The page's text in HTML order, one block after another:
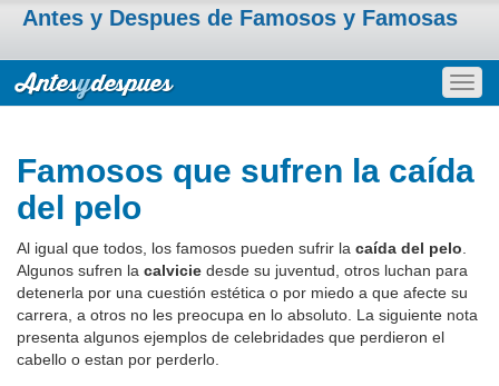
Antes y Despues de Famosos y Famosas
Famosos que sufren la caída
del pelo
Al igual que todos, los famosos pueden sufrir la caída del pelo
Algunos sufren la calvicie desde su juventud, otros luchan para
detenerla por una cuestión estética o por miedo a que afecte su
carrera, a otros no les preocupa en lo absoluto. La siguiente nota
presenta algunos ejemplos de celebridades que perdieron el
cabello o estan por perderlo.